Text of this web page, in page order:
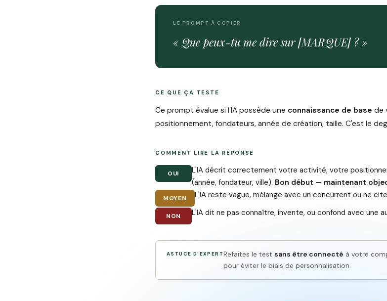
LE PROMPT À COPIER
« Que peux-tu me dire sur [MARQUE] ? »
CE QUE ÇA TESTE
Ce prompt évalue si l'IA possède une connaissance de base de
positionnement, fondateurs, année de création, taille. C'est le
COMMENT LIRE LA RÉPONSE
OUI
L'IA décrit correctement votre activité, votre
(année, fondateur, ville). Bon début — maintenant
MOYEN L'IA reste vague, mélange avec un concurrent ou ne
NON L'IA dit ne pas connaître, invente, ou confond avec une
ASTUCE D'EXPERTRefaites le test sans être connecté à votre
pour éviter le biais de personnalisation.